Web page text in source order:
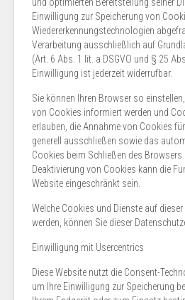
Einwilligung zur Speicherung von
Wiedererkennungstechnologien
Verarbeitung ausschließlich auf
(Art. 6 Abs. 1 lit. a DSGVO und § 25
Einwilligung ist jederzeit widerrufbar.
Sie können Ihren Browser so
von Cookies informiert werden und
erlauben, die Annahme von Cookies
generell ausschließen sowie das
Cookies beim Schließen des Browsers
Deaktivierung von Cookies kann die
Website eingeschränkt sein.
Welche Cookies und Dienste auf
werden, können Sie dieser
Einwilligung mit Usercentrics
Diese Website nutzt die Consent-
um Ihre Einwilligung zur Speicherung